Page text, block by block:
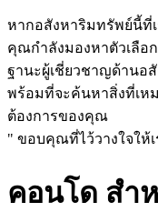
หากอสังหาริมทรัพย์นี้ที่
คุณกำลังมองหาตัวเลือ
ฐานะผู้เชี่ยวชาญด้านอ
พร้อมที่จะค้นหาสิ่งที่เห
ต้องการของคุณ
" ขอบคุณที่ไว้วางใจให้
คอนโด สำห